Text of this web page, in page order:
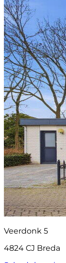
Veerdonk 5
4824 CJ Breda